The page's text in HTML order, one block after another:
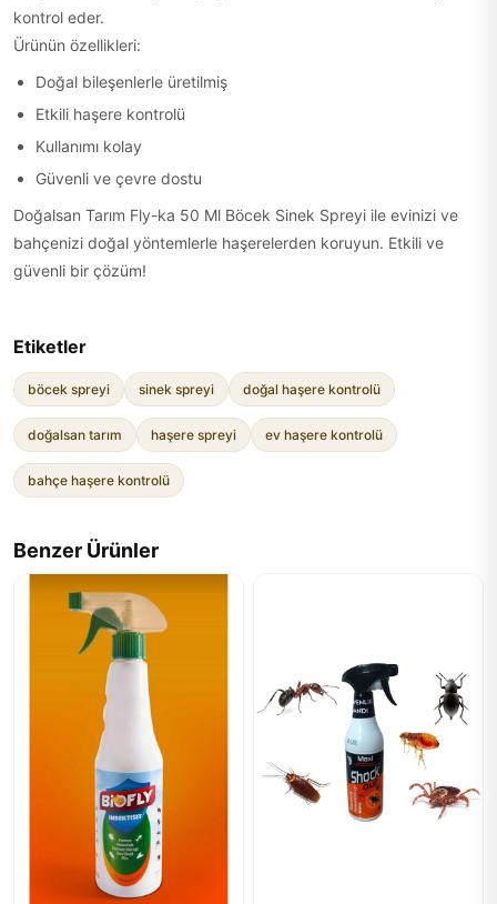
kontrol eder.
Ürünün özellikleri:
Doğal bileşenlerle üretilmiş
Etkili haşere kontrolü
Kullanımı kolay
Güvenli ve çevre dostu
Doğalsan Tarım Fly-ka 50 Ml Böcek Sinek Spreyi ile evinizi ve
bahçenizi doğal yöntemlerle haşerelerden koruyun. Etkili ve
güvenli bir çözüm!
Etiketler
böcek spreyi sinek spreyi doğal haşere kontrolü
doğalsan tarım haşere spreyi ev haşere kontrolü
bahçe haşere kontrolü
Benzer Ürünler